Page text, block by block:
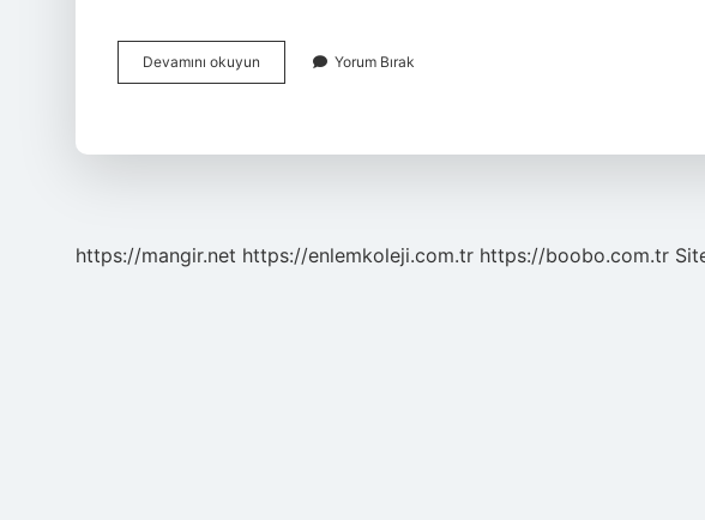
Devamını okuyun Kirpiklere
Hangi
Yorum Bırak
https://mangir.net https://enlemkoleji.com.tr https://boobo.com.tr